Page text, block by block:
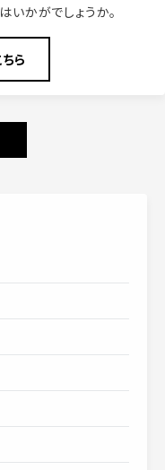
いかがでしょうか。
ら